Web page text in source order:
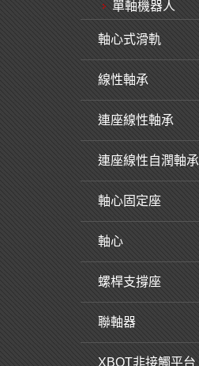
單軸機器人
軸心式滑軌
線性軸承
連座線性軸承
連座線性自潤軸承
軸心固定座
軸心
螺桿支撐座
聯軸器
XBOT非接觸平台